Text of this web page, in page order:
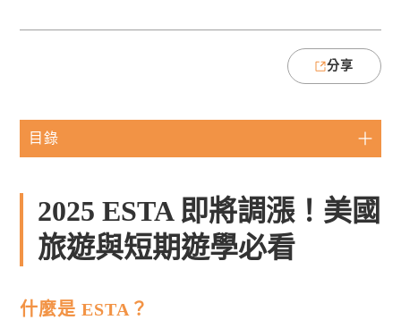
分享
目錄
2025 ESTA 即將調漲！美國
旅遊與短期遊學必看
什麼是 ESTA？